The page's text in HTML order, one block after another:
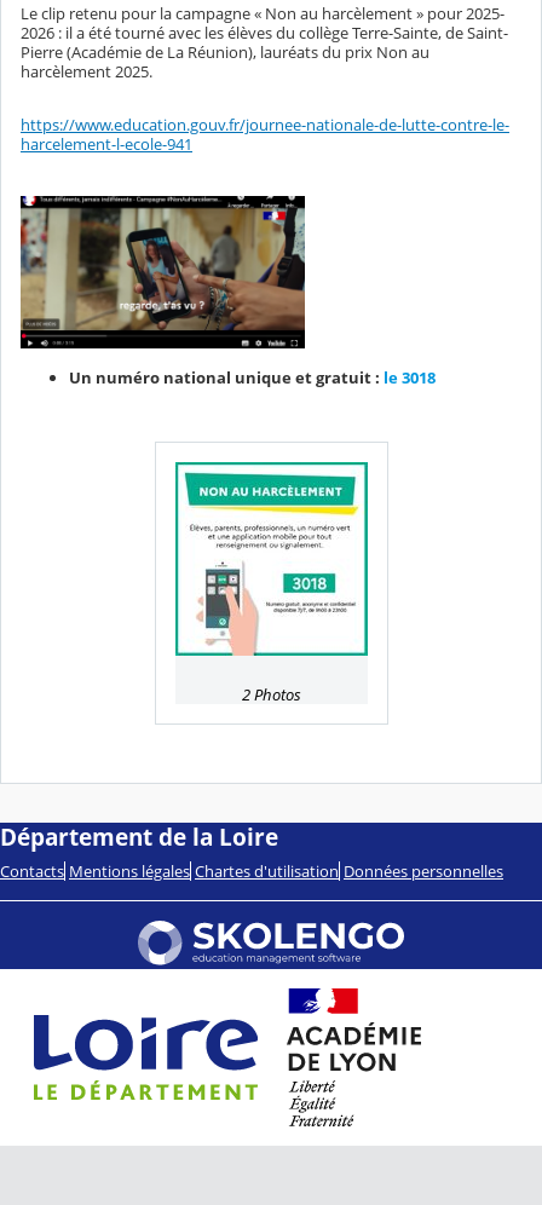
Le clip retenu pour la campagne « Non au harcèlement » pour 2025-
2026 : il a été tourné avec les élèves du collège Terre-Sainte, de Saint-
Pierre (Académie de La Réunion), lauréats du prix Non au
harcèlement 2025.
https://www.education.gouv.fr/journee-nationale-de-lutte-contre-le-
harcelement-l-ecole-941
Un numéro national unique et gratuit : le 3018
2 Photos
Département de la Loire
Contacts Mentions légales Chartes d'utilisation Données personnelles